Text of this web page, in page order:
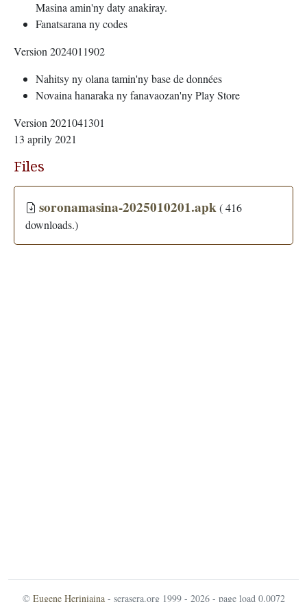
Masina amin'ny daty anakiray.
Fanatsarana ny codes
Version 2024011902
Nahitsy ny olana tamin'ny base de données
Novaina hanaraka ny fanavaozan'ny Play Store
Version 2021041301
13 aprily 2021
Files
soronamasina-2025010201.apk( 416
downloads.)
© Eugene Heriniaina- serasera.org 1999 - 2026 - page load 0.0072